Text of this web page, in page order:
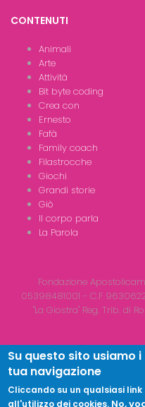
CONTENUTI
Animali
Arte
Attività
Bit byte coding
Crea con
Ernesto
Fafà
Family coach
Filastrocche
Giochi
Grandi storie
Giò
Il corpo parla
La Parola
Fondazione
05398481001 - C.F
"La Giostra" Reg. Trib. di
Copyright © 2026LA
Su questo sito usiamo i
tua navigazione
Cliccando su un qualsiasi
all'utilizzo dei cookies. No,